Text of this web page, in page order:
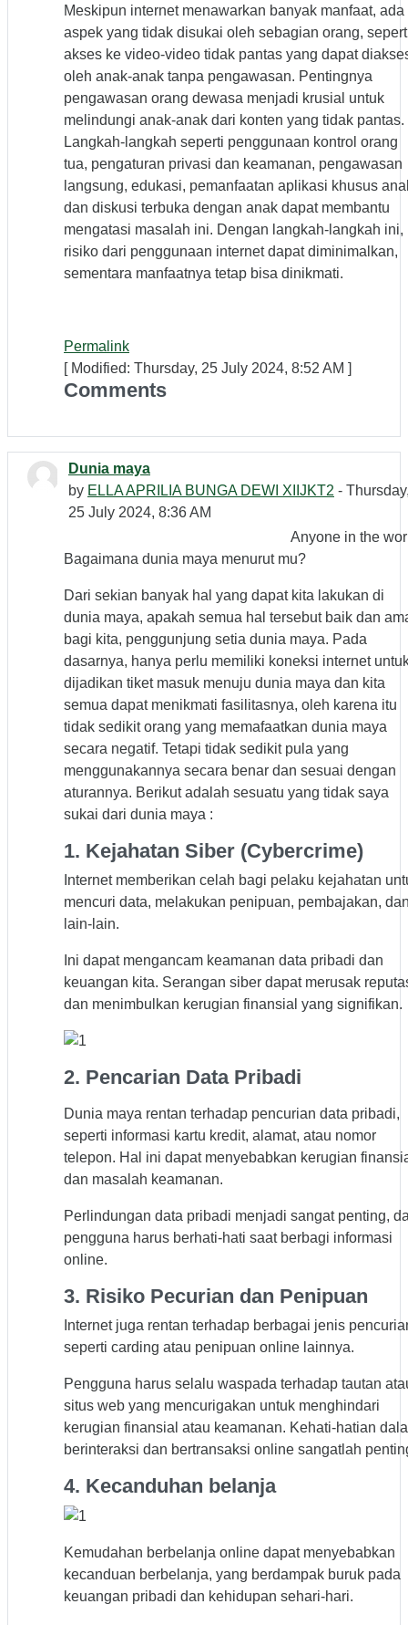
Meskipun internet menawarkan banyak manfaat, ada
aspek yang tidak disukai oleh sebagian orang,
akses ke video-video tidak pantas yang dapat
oleh anak-anak tanpa pengawasan. Pentingnya
pengawasan orang dewasa menjadi krusial untuk
melindungi anak-anak dari konten yang tidak pantas.
Langkah-langkah seperti penggunaan kontrol orang
tua, pengaturan privasi dan keamanan, pengawasan
langsung, edukasi, pemanfaatan aplikasi khusus
dan diskusi terbuka dengan anak dapat membantu
mengatasi masalah ini. Dengan langkah-langkah ini,
risiko dari penggunaan internet dapat diminimalkan,
sementara manfaatnya tetap bisa dinikmati.
Permalink
[ Modified: Thursday, 25 July 2024, 8:52 AM ]
Comments
Dunia maya
by ELLA APRILIA BUNGA DEWI XIIJKT2 -
25 July 2024, 8:36 AM
Anyone in the
Bagaimana dunia maya menurut mu?
Dari sekian banyak hal yang dapat kita lakukan di
dunia maya, apakah semua hal tersebut baik dan
bagi kita, penggunjung setia dunia maya. Pada
dasarnya, hanya perlu memiliki koneksi internet
dijadikan tiket masuk menuju dunia maya dan kita
semua dapat menikmati fasilitasnya, oleh karena itu
tidak sedikit orang yang memafaatkan dunia maya
secara negatif. Tetapi tidak sedikit pula yang
menggunakannya secara benar dan sesuai dengan
aturannya. Berikut adalah sesuatu yang tidak saya
sukai dari dunia maya :
1. Kejahatan Siber (Cybercrime)
Internet memberikan celah bagi pelaku kejahatan
mencuri data, melakukan penipuan, pembajakan,
lain-lain.
Ini dapat mengancam keamanan data pribadi dan
keuangan kita. Serangan siber dapat merusak
dan menimbulkan kerugian finansial yang signifikan.
2. Pencarian Data Pribadi
Dunia maya rentan terhadap pencurian data pribadi,
seperti informasi kartu kredit, alamat, atau nomor
telepon. Hal ini dapat menyebabkan kerugian
dan masalah keamanan.
Perlindungan data pribadi menjadi sangat penting,
pengguna harus berhati-hati saat berbagi informasi
online.
3. Risiko Pecurian dan Penipuan
Internet juga rentan terhadap berbagai jenis
seperti carding atau penipuan online lainnya.
Pengguna harus selalu waspada terhadap tautan
situs web yang mencurigakan untuk menghindari
kerugian finansial atau keamanan. Kehati-hatian
berinteraksi dan bertransaksi online sangatlah
4. Kecanduhan belanja
Kemudahan berbelanja online dapat menyebabkan
kecanduan berbelanja, yang berdampak buruk pada
keuangan pribadi dan kehidupan sehari-hari.